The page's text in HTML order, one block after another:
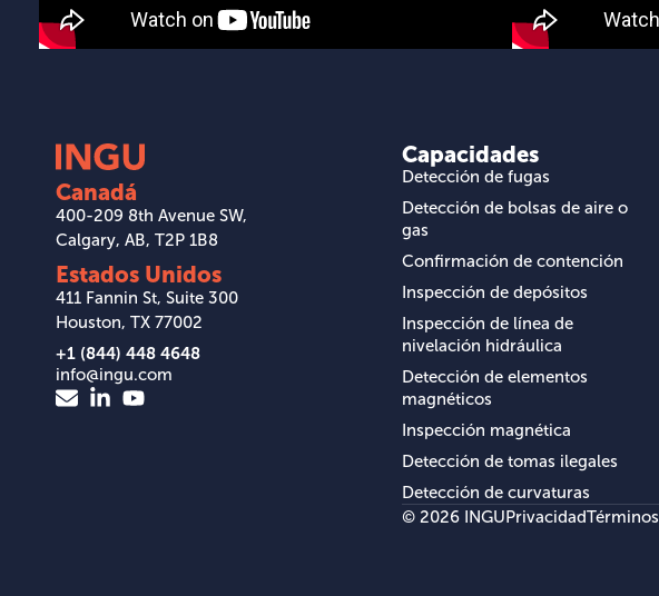
Canadá
400-209 8th Avenue SW,
Calgary, AB, T2P 1B8
Estados Unidos
411 Fannin St, Suite 300
Houston, TX 77002
+1 (844) 448 4648
info@ingu.com
Capacidades
Detección de fugas
Detección de bolsas de aire o
gas
Confirmación de contención
Inspección de depósitos
Inspección de línea de
nivelación hidráulica
Detección de elementos
magnéticos
Inspección magnética
Detección de tomas ilegales
Detección de curvaturas
© 2026 INGUPrivacidadTérminos